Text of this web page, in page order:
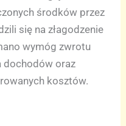
środków przez
się na złagodzenie
wymóg zwrotu
dochodów oraz
kosztów.